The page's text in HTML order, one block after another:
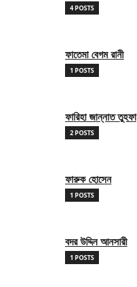
4 POSTS
ফাতেমা বেগম রানী
1 POSTS
ফারিহা জান্নাত তুহফা
2 POSTS
ফারুক হোসেন
1 POSTS
বদর উদ্দিন আনসারী
1 POSTS